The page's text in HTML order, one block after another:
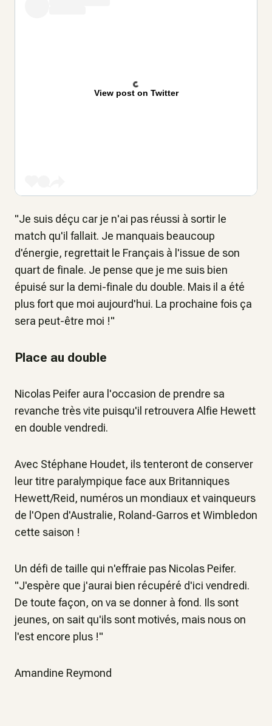
View post on Twitter
"Je suis déçu car je n'ai pas réussi à sortir le
match qu'il fallait. Je manquais beaucoup
d'énergie, regrettait le Français à l'issue de son
quart de finale. Je pense que je me suis bien
épuisé sur la demi-finale du double. Mais il a été
plus fort que moi aujourd'hui. La prochaine fois ça
sera peut-être moi !"
Place au double
Nicolas Peifer aura l'occasion de prendre sa
revanche très vite puisqu'il retrouvera Alfie Hewett
en double vendredi.
Avec Stéphane Houdet, ils tenteront de conserver
leur titre paralympique face aux Britanniques
Hewett/Reid, numéros un mondiaux et vainqueurs
de l'Open d'Australie, Roland-Garros et Wimbledon
cette saison !
Un défi de taille qui n'effraie pas Nicolas Peifer.
"J'espère que j'aurai bien récupéré d'ici vendredi.
De toute façon, on va se donner à fond. Ils sont
jeunes, on sait qu'ils sont motivés, mais nous on
l'est encore plus !"
Amandine Reymond